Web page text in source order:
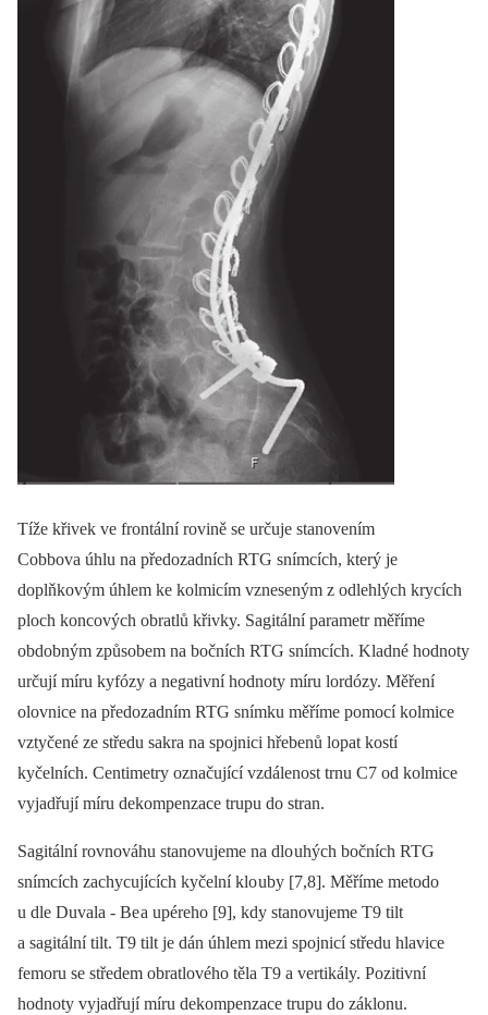
Tíže křivek ve frontální rovině se určuje stanovením
Cobbova úhlu na předozadních RTG snímcích, který je
doplňkovým úhlem ke kolmicím vzneseným z odlehlých krycích
ploch koncových obratlů křivky. Sagitální parametr měříme
obdobným způsobem na bočních RTG snímcích. Kladné hodnoty
určují míru kyfózy a negativní hodnoty míru lordózy. Měření
olovnice na předozadním RTG snímku měříme pomocí kolmice
vztyčené ze středu sakra na spojnici hřebenů lopat kostí
kyčelních. Centimetry označující vzdálenost trnu C7 od kolmice
vyjadřují míru dekompenzace trupu do stran.
Sagitální rovnováhu stanovujeme na dlo uhých bočních RTG
snímcích zachycujících kyčelní klo uby [7,8]. Měříme metodo
u dle Duvala -⁠ Be a upéreho [9], kdy stanovujeme T9 tilt
a sagitální tilt. T9 tilt je dán úhlem mezi spojnicí středu hlavice
femoru se středem obratlového těla T9 a vertikály. Pozitivní
hodnoty vyjadřují míru dekompenzace trupu do záklonu.